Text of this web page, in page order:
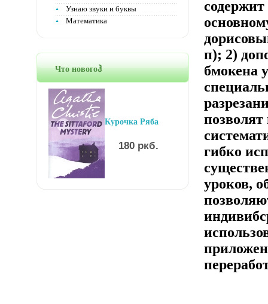
Узнаю звуки и буквы
Математика
Что новогоჰ
Курочка Ряба
180 ркб.
п); 2)
бмокена
гибко
уроков,